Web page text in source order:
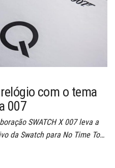
com o tema
007
SWATCH X 007 leva a
da Swatch para No Time To…